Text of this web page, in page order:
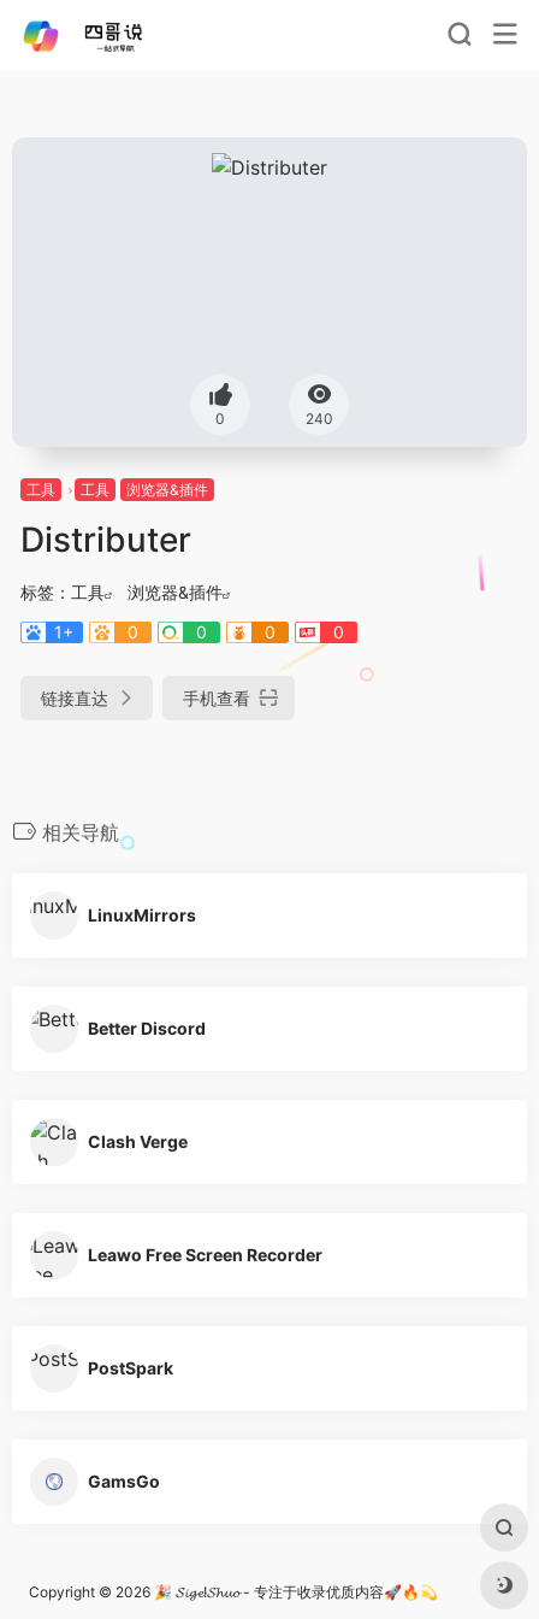
0 240
工具 工具 浏览器&插件
Distributer
标签： 工具
浏览器&插件
1+
0 0 0 0
链接直达 手机查看
相关导航
LinuxMirrors
Better Discord
Clash Verge
Leawo Free Screen Recorder
PostSpark
GamsGo
Copyright © 2026 🎉 𝓢𝓲𝓰𝓮!𝓢𝓱𝓾𝓸 - 专注于收录优质内容🚀🔥💫